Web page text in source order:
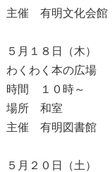
主催 有明文化会館
５月１８日（木）
わくわく本の広場
時間 １０時～
場所 和室
主催 有明図書館
５月２０日（土）